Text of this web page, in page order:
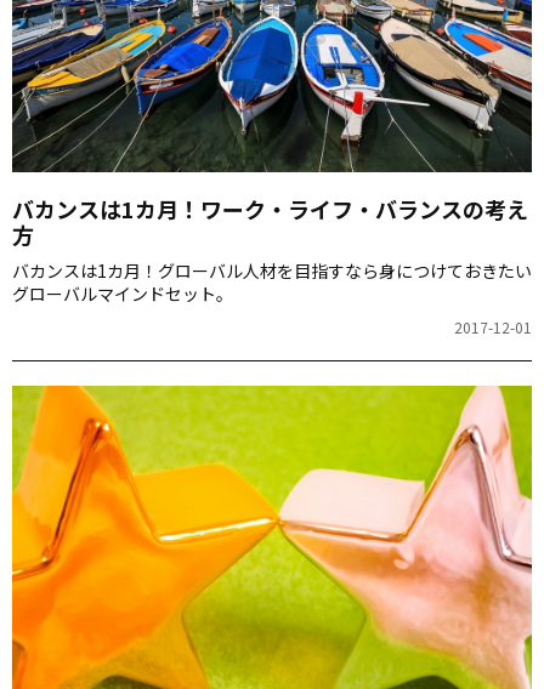
バカンスは1カ月！ワーク・ライフ・バランスの考え
方
バカンスは1カ月！グローバル人材を目指すなら身につけておきたい
グローバルマインドセット。
2017-12-01